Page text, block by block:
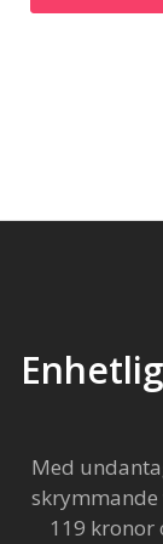
Med
119 kronor